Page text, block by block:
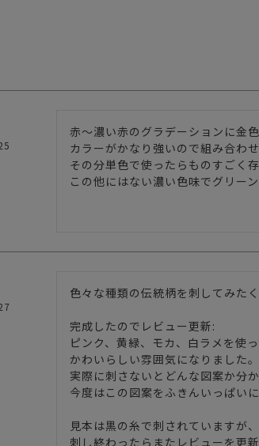
赤〜濃い赤のグラデーションに金
カラーがかなり強いので組み合わ
その分単色で使ったらものすごく
この他にはない濃い色味でグリー
色々な種類の伝統柄を刺してみた
完成したのでレビュー更新:
ピンク、黄緑、モカ、白ラメを使っ
かわいらしい雰囲気になりました。
実際に刺さないとどんな図案か分
今度はこの図案をふきんいっぱい
見本は黒の糸で刺されていますが
刺し終わったらまたレビューを更新